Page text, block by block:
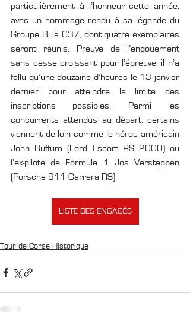
particulièrement à l’honneur cette année,
avec un hommage rendu à sa légende du
Groupe B, la 037, dont quatre exemplaires
seront réunis. Preuve de l’engouement
sans cesse croissant pour l’épreuve, il n’a
fallu qu’une douzaine d’heures le 13 janvier
dernier pour atteindre la limite des
inscriptions possibles. Parmi les
concurrents attendus au départ, certains
viennent de loin comme le héros américain
John Buffum (Ford Escort RS 2000) ou
l’ex-pilote de Formule 1 Jos Verstappen
(Porsche 911 Carrera RS).
LISTE DES ENGAGÉS
Tour de Corse Historique